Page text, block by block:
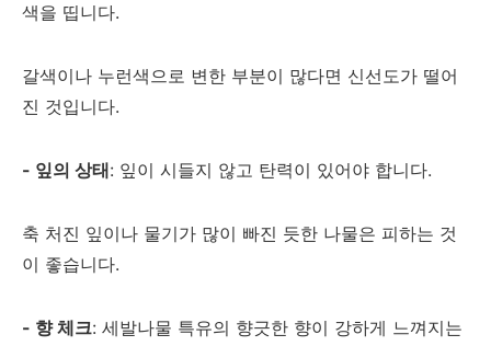
색을 띱니다.
갈색이나 누런색으로 변한 부분이 많다면 신선도가 떨어
진 것입니다.
- 잎의 상태: 잎이 시들지 않고 탄력이 있어야 합니다.
축 처진 잎이나 물기가 많이 빠진 듯한 나물은 피하는 것
이 좋습니다.
- 향 체크: 세발나물 특유의 향긋한 향이 강하게 느껴지는